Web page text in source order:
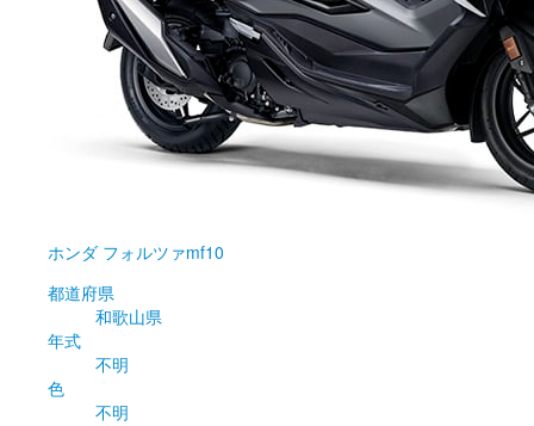
ホンダ フォルツァmf10
都道府県
和歌山県
年式
不明
色
不明